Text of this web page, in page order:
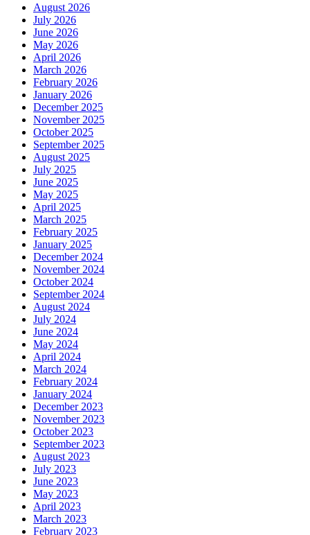
August 2026
July 2026
June 2026
May 2026
April 2026
March 2026
February 2026
January 2026
December 2025
November 2025
October 2025
September 2025
August 2025
July 2025
June 2025
May 2025
April 2025
March 2025
February 2025
January 2025
December 2024
November 2024
October 2024
September 2024
August 2024
July 2024
June 2024
May 2024
April 2024
March 2024
February 2024
January 2024
December 2023
November 2023
October 2023
September 2023
August 2023
July 2023
June 2023
May 2023
April 2023
March 2023
February 2023